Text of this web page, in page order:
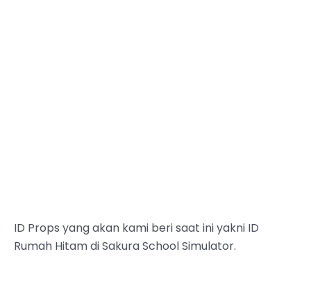
ID Props yang akan kami beri saat ini yakni ID
Rumah Hitam di Sakura School Simulator.